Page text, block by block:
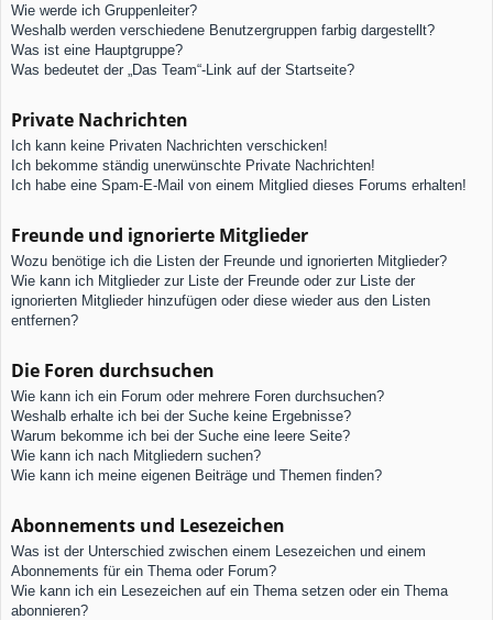
Wie werde ich Gruppenleiter?
Weshalb werden verschiedene Benutzergruppen farbig dargestellt?
Was ist eine Hauptgruppe?
Was bedeutet der „Das Team“-Link auf der Startseite?
Private Nachrichten
Ich kann keine Privaten Nachrichten verschicken!
Ich bekomme ständig unerwünschte Private Nachrichten!
Ich habe eine Spam-E-Mail von einem Mitglied dieses Forums erhalten!
Freunde und ignorierte Mitglieder
Wozu benötige ich die Listen der Freunde und ignorierten Mitglieder?
Wie kann ich Mitglieder zur Liste der Freunde oder zur Liste der
ignorierten Mitglieder hinzufügen oder diese wieder aus den Listen
entfernen?
Die Foren durchsuchen
Wie kann ich ein Forum oder mehrere Foren durchsuchen?
Weshalb erhalte ich bei der Suche keine Ergebnisse?
Warum bekomme ich bei der Suche eine leere Seite?
Wie kann ich nach Mitgliedern suchen?
Wie kann ich meine eigenen Beiträge und Themen finden?
Abonnements und Lesezeichen
Was ist der Unterschied zwischen einem Lesezeichen und einem
Abonnements für ein Thema oder Forum?
Wie kann ich ein Lesezeichen auf ein Thema setzen oder ein Thema
abonnieren?